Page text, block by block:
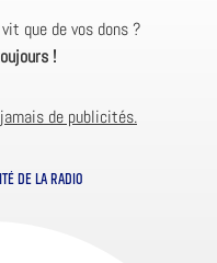
que de vos dons ?
!
de publicités.
DE LA RADIO